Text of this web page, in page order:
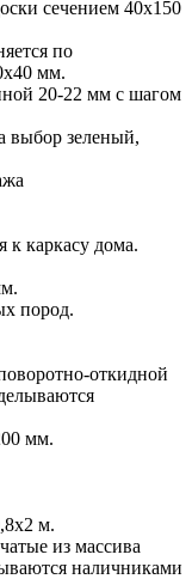
сечением 40х150
по
мм.
20-22 мм с шагом
зеленый,
к каркасу дома.
пород.
откидной
мм.
м.
из массива
наличниками